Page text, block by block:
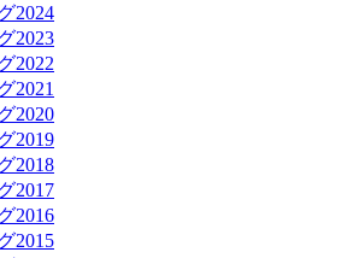
2024
2023
2022
2021
2020
2019
2018
2017
2016
2015